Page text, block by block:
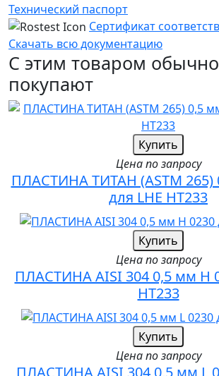
Технический паспорт
Сертификат
Скачать всю документацию
С этим товаром обычно
покупают
Купить
Цена по запросу
ПЛАСТИНА ТИТАН (ASTM 265)
для LHE HT233
Купить
Цена по запросу
ПЛАСТИНА AISI 304 0,5 мм H
HT233
Купить
Цена по запросу
ПЛАСТИНА AISI 304 0,5 мм L